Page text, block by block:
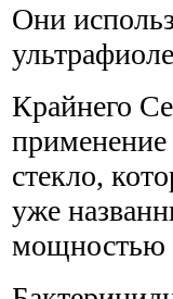
Они
Крайнего
стекло,
уже
мощностью